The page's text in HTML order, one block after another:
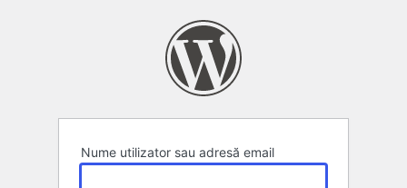
Nume utilizator sau adresă email